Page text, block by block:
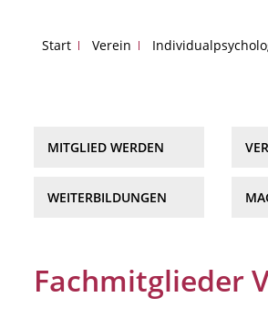
Start Verein
MITGLIED WERDEN
WEITERBILDUNGEN
Fachmitglieder